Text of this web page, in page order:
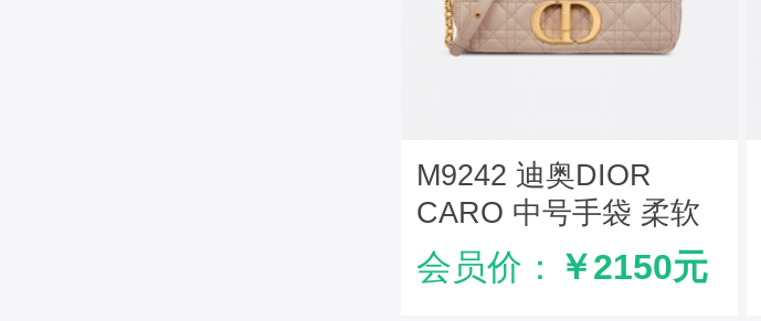
M9242 迪奥DIOR
CARO 中号手袋 柔软
牛皮革藤格纹 米色
会员价： ￥2150元